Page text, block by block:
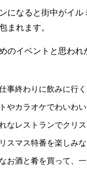
になると街中がイ
まれます。
のイベントと思わ
事終わりに飲みに行く
やカラオケでわいわい
なレストランでクリ
スマス特番を楽しみな
お酒と肴を買って、